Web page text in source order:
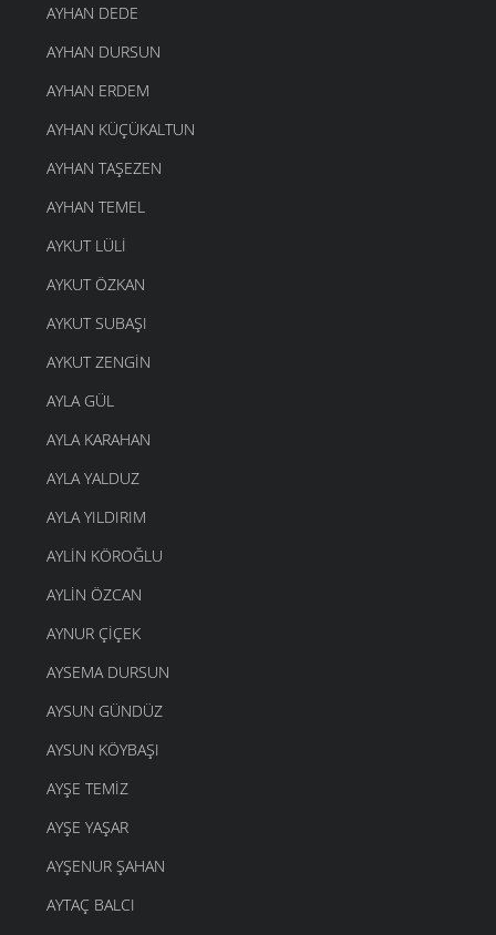
AYHAN DEDE
AYHAN DURSUN
AYHAN ERDEM
AYHAN KÜÇÜKALTUN
AYHAN TAŞEZEN
AYHAN TEMEL
AYKUT LÜLI
AYKUT ÖZKAN
AYKUT SUBAŞI
AYKUT ZENGIN
AYLA GÜL
AYLA KARAHAN
AYLA YALDUZ
AYLA YILDIRIM
AYLIN KÖROĞLU
AYLIN ÖZCAN
AYNUR ÇIÇEK
AYSEMA DURSUN
AYSUN GÜNDÜZ
AYSUN KÖYBAŞI
AYŞE TEMIZ
AYŞE YAŞAR
AYŞENUR ŞAHAN
AYTAÇ BALCI